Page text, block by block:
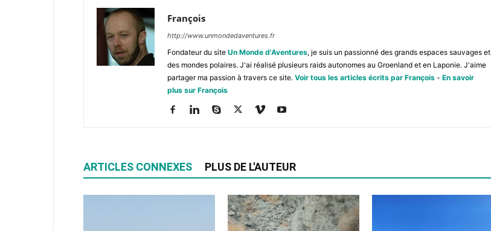
François
http://www.unmondedaventures.fr
Fondateur du site Un Monde d'Aventures, je suis un passionné des grands espaces sauvages et
des mondes polaires. J'ai réalisé plusieurs raids autonomes au Groenland et en Laponie. J'aime
partager ma passion à travers ce site. Voir tous les articles écrits par François - En savoir
plus sur François
ARTICLES CONNEXES PLUS DE L'AUTEUR